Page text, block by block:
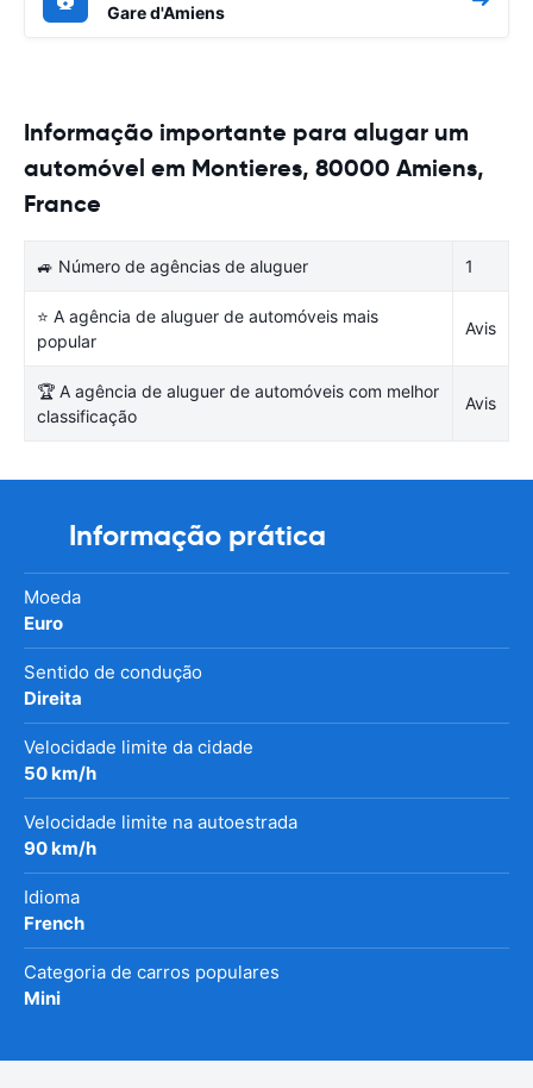
Gare d'Amiens
Informação importante para alugar um
automóvel em Montieres, 80000 Amiens,
France
🚙 Número de agências de aluguer 1
⭐ A agência de aluguer de automóveis mais
popular
Avis
🏆 A agência de aluguer de automóveis com melhor
classificação
Avis
Informação prática
Moeda
Euro
Sentido de condução
Direita
Velocidade limite da cidade
50 km/h
Velocidade limite na autoestrada
90 km/h
Idioma
French
Categoria de carros populares
Mini